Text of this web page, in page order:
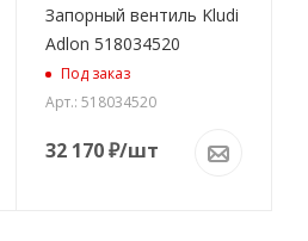
Запорный вентиль Kludi
Adlon 518034520
Под заказ
Арт.: 518034520
32 170₽/шт